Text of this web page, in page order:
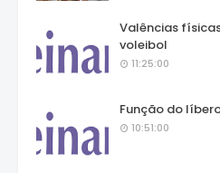
Valências
voleibol
11:25:00
Função do
10:51:00